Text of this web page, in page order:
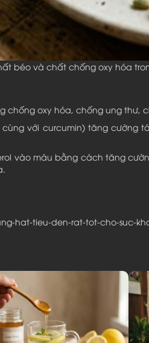
béo và chất chống oxy hóa
oxy hóa, chống ung thư,
với curcumin) tăng
vào máu bằng cách tăng
hat-tieu-den-rat-tot-cho-suc-